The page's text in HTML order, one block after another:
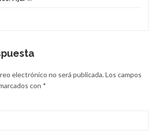
electrónico no será publicada.Los campos
con *